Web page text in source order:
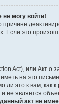
не могу войти!
причине
это
Act), или Акт
на это
ли это к вам, как
не является
акт не